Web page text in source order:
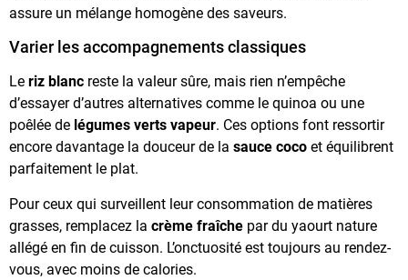
assure un mélange homogène des saveurs.
Varier les accompagnements classiques
Le riz blanc reste la valeur sûre, mais rien n’empêche
d’essayer d’autres alternatives comme le quinoa ou une
poêlée de légumes verts vapeur. Ces options font ressortir
encore davantage la douceur de la sauce coco et équilibrent
parfaitement le plat.
Pour ceux qui surveillent leur consommation de matières
grasses, remplacez la crème fraîche par du yaourt nature
allégé en fin de cuisson. L’onctuosité est toujours au rendez-
vous, avec moins de calories.